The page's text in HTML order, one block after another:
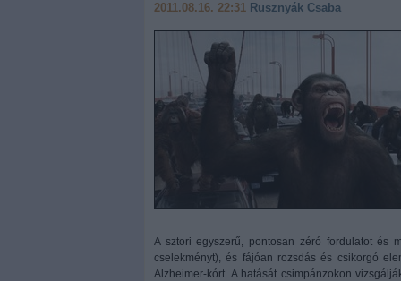
2011.08.16. 22:31 Rusznyák Csaba
A sztori egyszerű, pontosan zéró fordulatot és
cselekményt), és fájóan rozsdás és csikorgó
Alzheimer-kórt. A hatását csimpánzokon